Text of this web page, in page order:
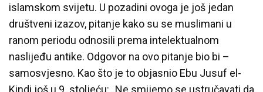
islamskom svijetu. U pozadini ovoga je još jedan
društveni izazov, pitanje kako su se muslimani u
ranom periodu odnosili prema intelektualnom
naslijeđu antike. Odgovor na ovo pitanje bio bi –
samosvjesno. Kao što je to objasnio Ebu Jusuf el-
Kindi još u 9. stoljeću: „Ne smijemo se ustručavati da